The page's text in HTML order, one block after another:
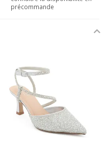
précommande